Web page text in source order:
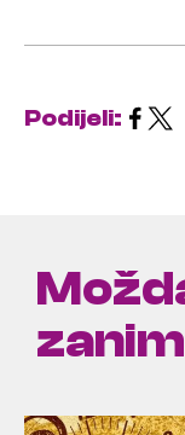
Podijeli: